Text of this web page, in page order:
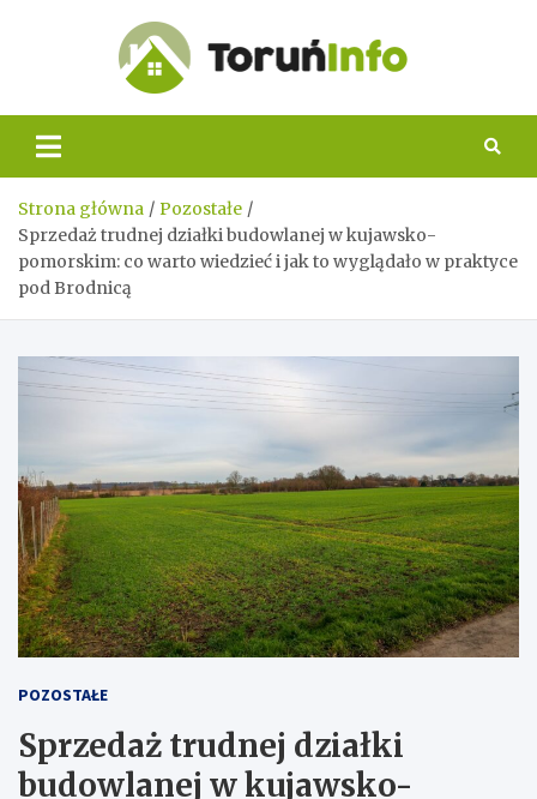
Info
Strona główna
Pozostałe
Sprzedaż trudnej działki budowlanej w kujawsko-
pomorskim: co warto wiedzieć i jak to wyglądało w praktyce
pod Brodnicą
POZOSTAŁE
Sprzedaż trudnej działki
budowlanej w kujawsko-